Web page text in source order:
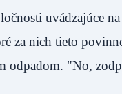
uvádzajúce
za nich tieto
odpadom. "No,